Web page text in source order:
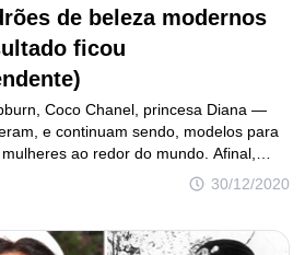
de beleza modernos
ficou
30/12/2020
Coco Chanel, princesa Diana —
e continuam sendo, modelos para
ao redor do mundo. Afinal,
para a história da moda
mesmas vieram a se tornar ícones